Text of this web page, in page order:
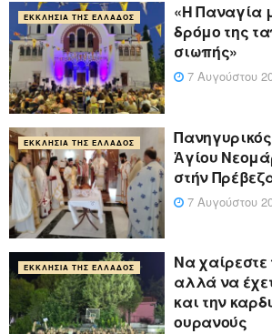
ΕΚΚΛΗΣΊΑ ΤΗΣ ΕΛΛΆΔΟΣ
«Η Παναγία
δρόμο της
σιωπής»
7 Αυγούστου
ΕΚΚΛΗΣΊΑ ΤΗΣ ΕΛΛΆΔΟΣ
Ἁγίου
στήν
7 Αυγούστου
ΕΚΚΛΗΣΊΑ ΤΗΣ ΕΛΛΆΔΟΣ
Να χαίρεστε
αλλά να
και την
ουρανούς